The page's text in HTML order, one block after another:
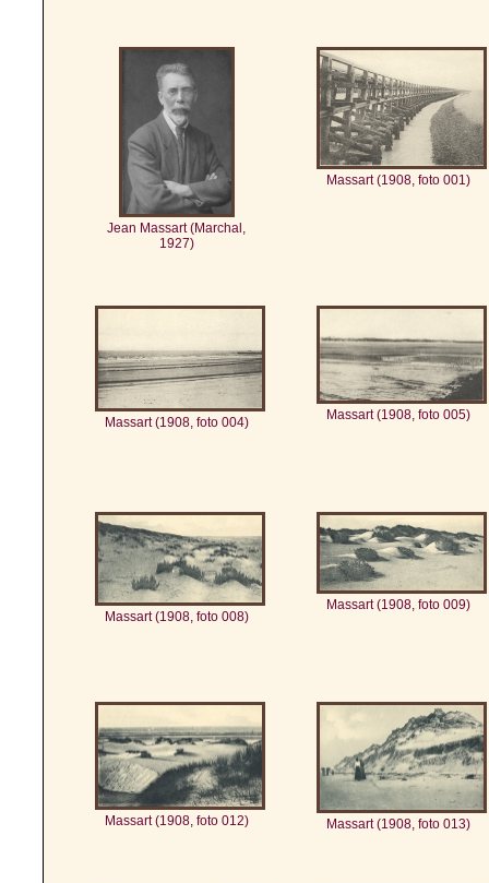
Jean Massart (Marchal,
1927)
Massart (1908, foto 001)
Massart (1908, foto 004) Massart (1908, foto 005)
Massart (1908, foto 008)
Massart (1908, foto 009)
Massart (1908, foto 012) Massart (1908, foto 013)